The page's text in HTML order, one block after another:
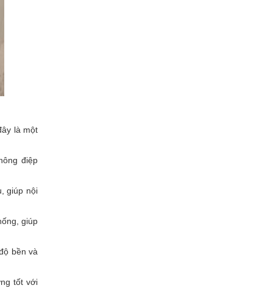
là một
điệp
giúp nội
giúp
bền và
tốt với